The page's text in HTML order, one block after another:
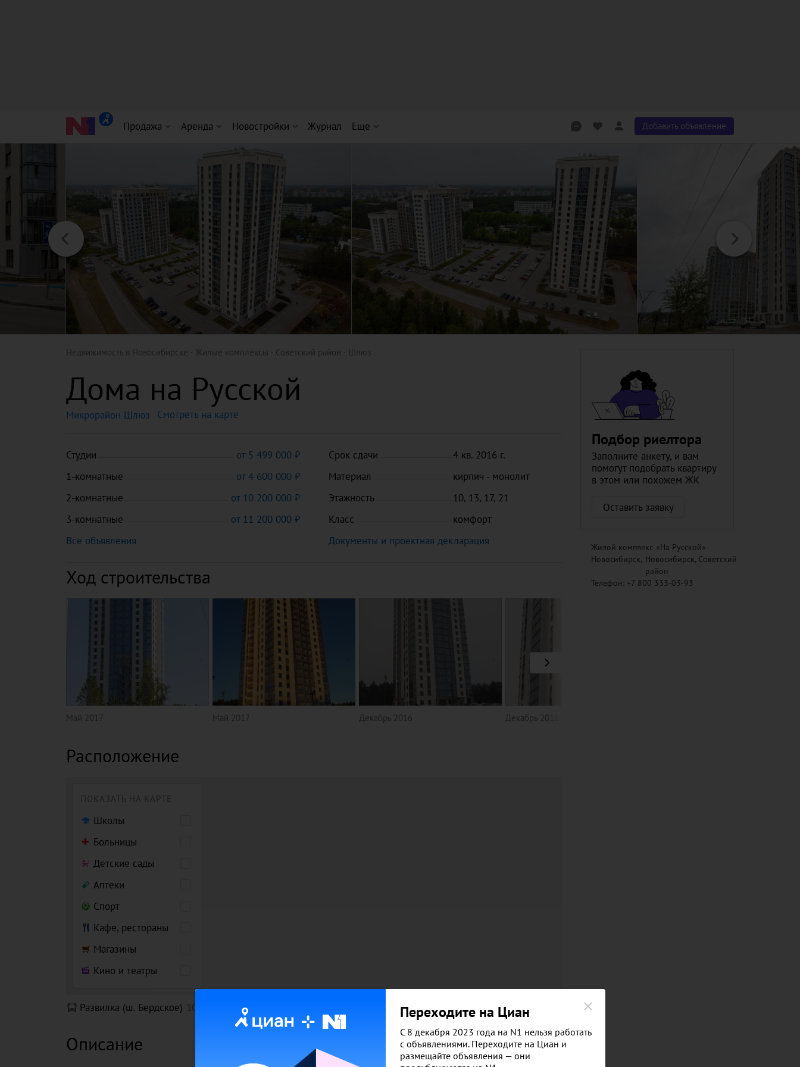
Продажа Аренда Новостройки Журнал Еще Добавить объявление
Недвижимость в Новосибирске Жилые комплексы Советский район Шлюз
Дома на Русской
Микрорайон Шлюз Смотреть на карте
Студии
от 5 499 000 ₽
1-комнатные
от 4 600 000 ₽
2-комнатные
от 10 200 000 ₽
3-комнатные
от 11 200 000 ₽
Все объявления
Срок сдачи
4 кв. 2016 г.
Материал
кирпич - монолит
Этажность
10, 13, 17, 21
Класс
комфорт
Документы и проектная декларация
Ход строительства
Май 2017 Май 2017 Декабрь 2016 Декабрь 2016
Расположение
ПОКАЗАТЬ НА КАРТЕ
Школы
Больницы
Детские сады
Аптеки
Спорт
Кафе, рестораны
Магазины
Кино и театры
Развилка (ш. Бердское) 10 мин
Описание
Подбор риелтора
Заполните анкету, и вам
помогут подобрать квартиру
в этом или похожем ЖК
Оставить заявку
Жилой комплекс «На Русской»
Новосибирск, Новосибирск, Советский
район
Телефон: +7 800 333-03-93
Переходите на Циан
С 8 декабря 2023 года на N1 нельзя работать
с объявлениями. Переходите на Циан и
размещайте объявления — они